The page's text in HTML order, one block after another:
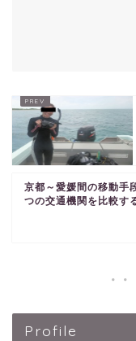
京都～愛媛間の移動手
つの交通機関を比較す
Profile